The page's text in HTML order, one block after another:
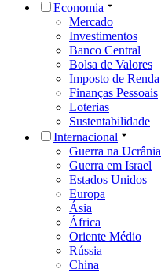
Economia
Mercado
Investimentos
Banco Central
Bolsa de Valores
Imposto de Renda
Finanças Pessoais
Loterias
Sustentabilidade
Internacional
Guerra na Ucrânia
Guerra em Israel
Estados Unidos
Europa
Ásia
África
Oriente Médio
Rússia
China